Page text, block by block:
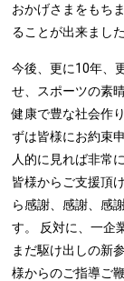
おかげさまをもち
ることが出来ました
今後、更に10年、
せ、スポーツの素
健康で豊な社会作
ずは皆様にお約束
人的に見れば非常
皆様からご支援頂
ら感謝、感謝、感
す。 反対に、一企
まだ駆け出しの新
様からのご指導ご